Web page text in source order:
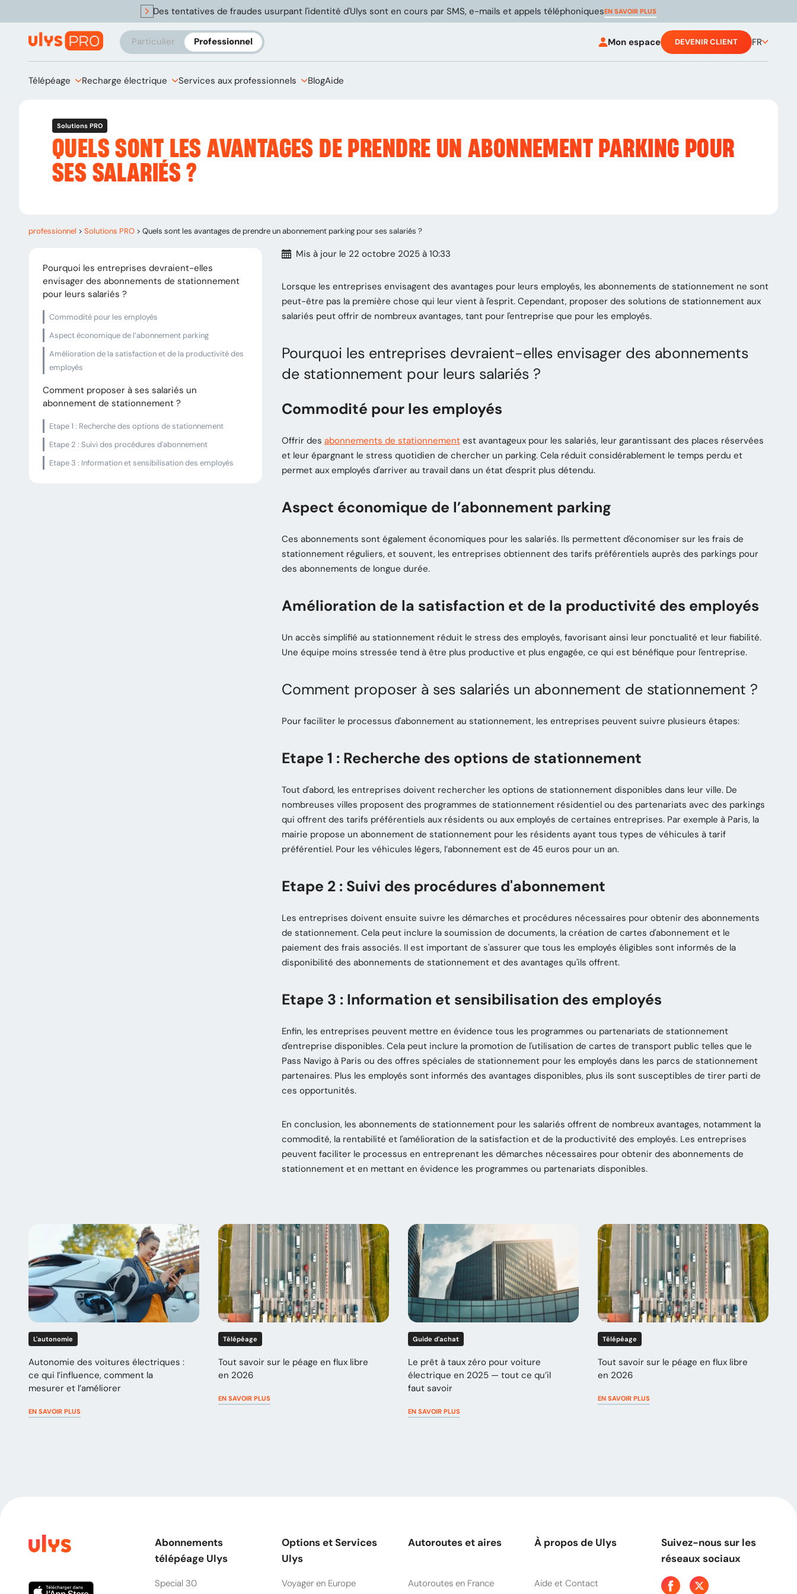
Des tentatives de fraudes usurpant l'identité d'Ulys sont en cours par SMS, e-mails et appels téléphoniquesEN SAVOIR PLUS
Particulier Professionnel Mon espace DEVENIR CLIENT FR
Télépéage Recharge électrique Services aux professionnels BlogAide
Solutions PRO
QUELS SONT LES AVANTAGES DE PRENDRE UN ABONNEMENT PARKING POUR
SES SALARIÉS ?
professionnel > Solutions PRO > Quels sont les avantages de prendre un abonnement parking pour ses salariés ?
Pourquoi les entreprises devraient-elles
envisager des abonnements de stationnement
pour leurs salariés ?
Commodité pour les employés
Aspect économique de l’abonnement parking
Amélioration de la satisfaction et de la productivité des
employés
Comment proposer à ses salariés un
abonnement de stationnement ?
Etape 1 : Recherche des options de stationnement
Etape 2 : Suivi des procédures d'abonnement
Etape 3 : Information et sensibilisation des employés
Mis à jour le 22 octobre 2025 à 10:33
Lorsque les entreprises envisagent des avantages pour leurs employés, les abonnements de stationnement ne sont
peut-être pas la première chose qui leur vient à l'esprit. Cependant, proposer des solutions de stationnement aux
salariés peut offrir de nombreux avantages, tant pour l'entreprise que pour les employés.
Pourquoi les entreprises devraient-elles envisager des abonnements
de stationnement pour leurs salariés ?
Commodité pour les employés
Offrir des abonnements de stationnementest avantageux pour les salariés, leur garantissant des places réservées
et leur épargnant le stress quotidien de chercher un parking. Cela réduit considérablement le temps perdu et
permet aux employés d'arriver au travail dans un état d'esprit plus détendu.
Aspect économique de l’abonnement parking
Ces abonnements sont également économiques pour les salariés. Ils permettent d'économiser sur les frais de
stationnement réguliers, et souvent, les entreprises obtiennent des tarifs préférentiels auprès des parkings pour
des abonnements de longue durée.
Amélioration de la satisfaction et de la productivité des employés
Un accès simplifié au stationnement réduit le stress des employés, favorisant ainsi leur ponctualité et leur fiabilité.
Une équipe moins stressée tend à être plus productive et plus engagée, ce qui est bénéfique pour l'entreprise.
Comment proposer à ses salariés un abonnement de stationnement ?
Pour faciliter le processus d'abonnement au stationnement, les entreprises peuvent suivre plusieurs étapes:
Etape 1 : Recherche des options de stationnement
Tout d'abord, les entreprises doivent rechercher les options de stationnement disponibles dans leur ville. De
nombreuses villes proposent des programmes de stationnement résidentiel ou des partenariats avec des parkings
qui offrent des tarifs préférentiels aux résidents ou aux employés de certaines entreprises. Par exemple à Paris, la
mairie propose un abonnement de stationnement pour les résidents ayant tous types de véhicules à tarif
préférentiel. Pour les véhicules légers, l’abonnement est de 45 euros pour un an.
Etape 2 : Suivi des procédures d'abonnement
Les entreprises doivent ensuite suivre les démarches et procédures nécessaires pour obtenir des abonnements
de stationnement. Cela peut inclure la soumission de documents, la création de cartes d'abonnement et le
paiement des frais associés. Il est important de s'assurer que tous les employés éligibles sont informés de la
disponibilité des abonnements de stationnement et des avantages qu'ils offrent.
Etape 3 : Information et sensibilisation des employés
Enfin, les entreprises peuvent mettre en évidence tous les programmes ou partenariats de stationnement
d'entreprise disponibles. Cela peut inclure la promotion de l'utilisation de cartes de transport public telles que le
Pass Navigo à Paris ou des offres spéciales de stationnement pour les employés dans les parcs de stationnement
partenaires. Plus les employés sont informés des avantages disponibles, plus ils sont susceptibles de tirer parti de
ces opportunités.
En conclusion, les abonnements de stationnement pour les salariés offrent de nombreux avantages, notamment la
commodité, la rentabilité et l'amélioration de la satisfaction et de la productivité des employés. Les entreprises
peuvent faciliter le processus en entreprenant les démarches nécessaires pour obtenir des abonnements de
stationnement et en mettant en évidence les programmes ou partenariats disponibles.
L'autonomie
Autonomie des voitures électriques :
ce qui l’influence, comment la
mesurer et l’améliorer
EN SAVOIR PLUS
Télépéage
Tout savoir sur le péage en flux libre
en 2026
EN SAVOIR PLUS
Guide d'achat
Le prêt à taux zéro pour voiture
électrique en 2025 — tout ce qu’il
faut savoir
EN SAVOIR PLUS
Télépéage
Tout savoir sur le péage en flux libre
en 2026
EN SAVOIR PLUS
Abonnements
télépéage Ulys
Special 30
Options et Services
Ulys
Voyager en Europe
Autoroutes et aires
Autoroutes en France
À propos de Ulys
Aide et Contact
Suivez-nous sur les
réseaux sociaux